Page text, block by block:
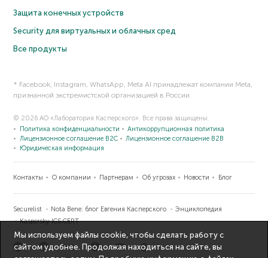
Защита конечных устройств
Security для виртуальных и облачных сред
Все продукты
* Facebook, Instagram, WhatsApp, Meta AI принадлежат компании Meta,
признанной экстремистской организацией в России.
© 2026 АО «Лаборатория Касперского». Все права защищены.
Политика конфиденциальности
Антикоррупционная политика
Лицензионное соглашение B2C
Лицензионное соглашение B2B
Юридическая информация
Контакты О компании Партнерам Об угрозах Новости Блог
Securelist Nota Bene: блог Евгения Касперского
Энциклопедия
Kaspersky ICS CERT
Мы используем файлы cookie, чтобы сделать работу с
сайтом удобнее. Продолжая находиться на сайте, вы